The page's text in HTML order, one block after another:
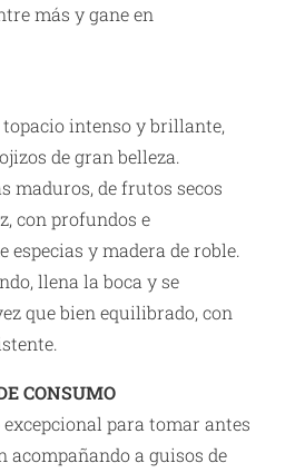
más y gane en
topacio intenso y brillante,
de gran belleza.
maduros, de frutos secos
con profundos e
especias y madera de roble.
llena la boca y se
que bien equilibrado, con
CONSUMO
excepcional para tomar antes
acompañando a guisos de